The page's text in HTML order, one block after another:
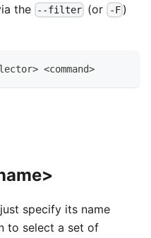
the --filter (or -F)
> <command>
specify its name
to select a set of